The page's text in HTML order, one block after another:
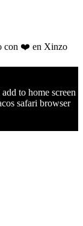
con ❤️ en Xinzo
to home screen
safari browser